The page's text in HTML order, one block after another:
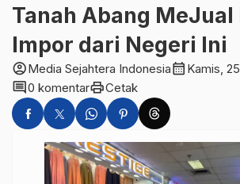
Tanah Abang MeJual
Impor dari Negeri Ini
account_circleMedia Sejahtera Indonesiacalendar_month Kamis,
comment0 komentarprintCetak